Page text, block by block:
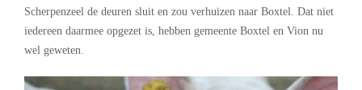
Scherpenzeel de deuren sluit en zou verhuizen naar Boxtel. Dat niet
iedereen daarmee opgezet is, hebben gemeente Boxtel en Vion nu
wel geweten.